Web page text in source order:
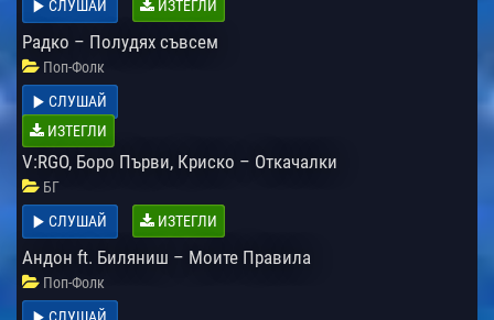
СЛУШАЙ
ИЗТЕГЛИ
Радко – Полудях съвсем
Поп-Фолк
СЛУШАЙ
ИЗТЕГЛИ
V:RGO, Боро Първи, Криско – Откачалки
БГ
СЛУШАЙ
ИЗТЕГЛИ
Андон ft. Биляниш – Моите Правила
Поп-Фолк